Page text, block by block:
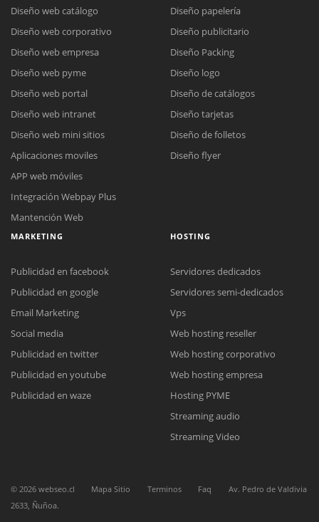
Reunión online
Nuestros ejecutivos le enviarán un correo electrónico con el enlace a
Meet para la reunión online.
Cotización
Chat Online
Todos nuestros ejecutivos están fuera de línea. Complete el formulario
Diseño web catálogo
Diseño web corporativo
Diseño web empresa
Diseño web pyme
Diseño web portal
Diseño web intranet
Diseño web mini sitios
Aplicaciones moviles
APP web móviles
Integración Webpay Plus
Mantención Web
Diseño papelería
Diseño publicitario
Diseño Packing
Diseño logo
Diseño de catálogos
Diseño tarjetas
Diseño de folletos
Diseño flyer
MARKETING
Publicidad en facebook
Publicidad en google
Email Marketing
Social media
Publicidad en twitter
Publicidad en youtube
Publicidad en waze
HOSTING
Servidores dedicados
Servidores semi-dedicados
Vps
Web hosting reseller
Web hosting corporativo
Web hosting empresa
Hosting PYME
Streaming audio
Streaming Video
© 2026 webseo.cl Mapa Sitio Terminos Faq
Av. Pedro de Valdivia
2633, Ñuñoa.